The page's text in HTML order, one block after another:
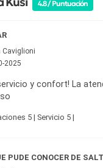
pueblos de los
y ríos, el complejo
el encanto rural. Ya
unas vacaciones
Cabañas de
auténtica esencia del
4.8 / Puntuación
Caviglioni
2025
y confort! La
5 | Servicio 5 |
PUDE CONOCER DE